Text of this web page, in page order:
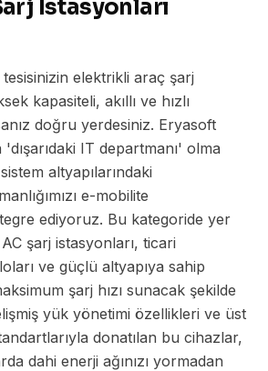
İstasyonları
elektrikli araç şarj
kapasiteli, akıllı ve hızlı
doğru yerdesiniz. Eryasoft
IT departmanı' olma
altyapılarındaki
e-mobilite
ediyoruz. Bu kategoride yer
şarj istasyonları, ticari
ve güçlü altyapıya sahip
şarj hızı sunacak şekilde
yük yönetimi özellikleri ve üst
donatılan bu cihazlar,
dahi enerji ağınızı yormadan